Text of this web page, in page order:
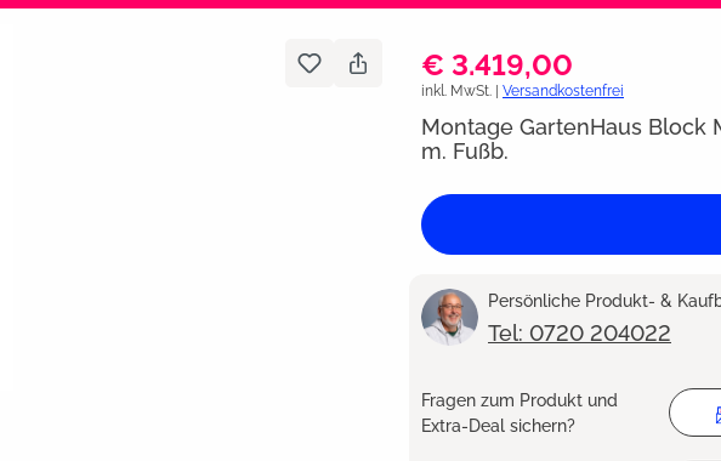
€ 3.419,00
inkl. MwSt. | Versandkostenfrei
Montage GartenHaus Block
m. Fußb.
Persönliche Produkt- &
Tel: 0720 204022
Fragen zum Produkt und
Extra-Deal sichern?